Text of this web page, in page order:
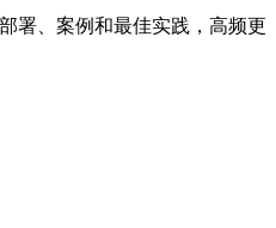
署、案例和最佳实践，高频更